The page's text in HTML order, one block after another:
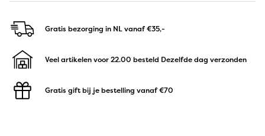
Gratis bezorging in NLvanaf €35,-
Veel artikelen voor 22.00 besteld Dezelfde dag verzonden
Gratis gift bij je bestelling vanaf €70